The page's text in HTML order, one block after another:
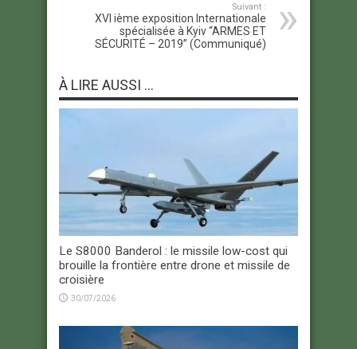
Suivant :
XVI ième exposition Internationale
spécialisée à Kyiv “ARMES ET
SÉCURITÉ – 2019” (Communiqué)
À LIRE AUSSI ...
Le S8000 Banderol : le missile low-cost qui
brouille la frontière entre drone et missile de
croisière
30/07/2026